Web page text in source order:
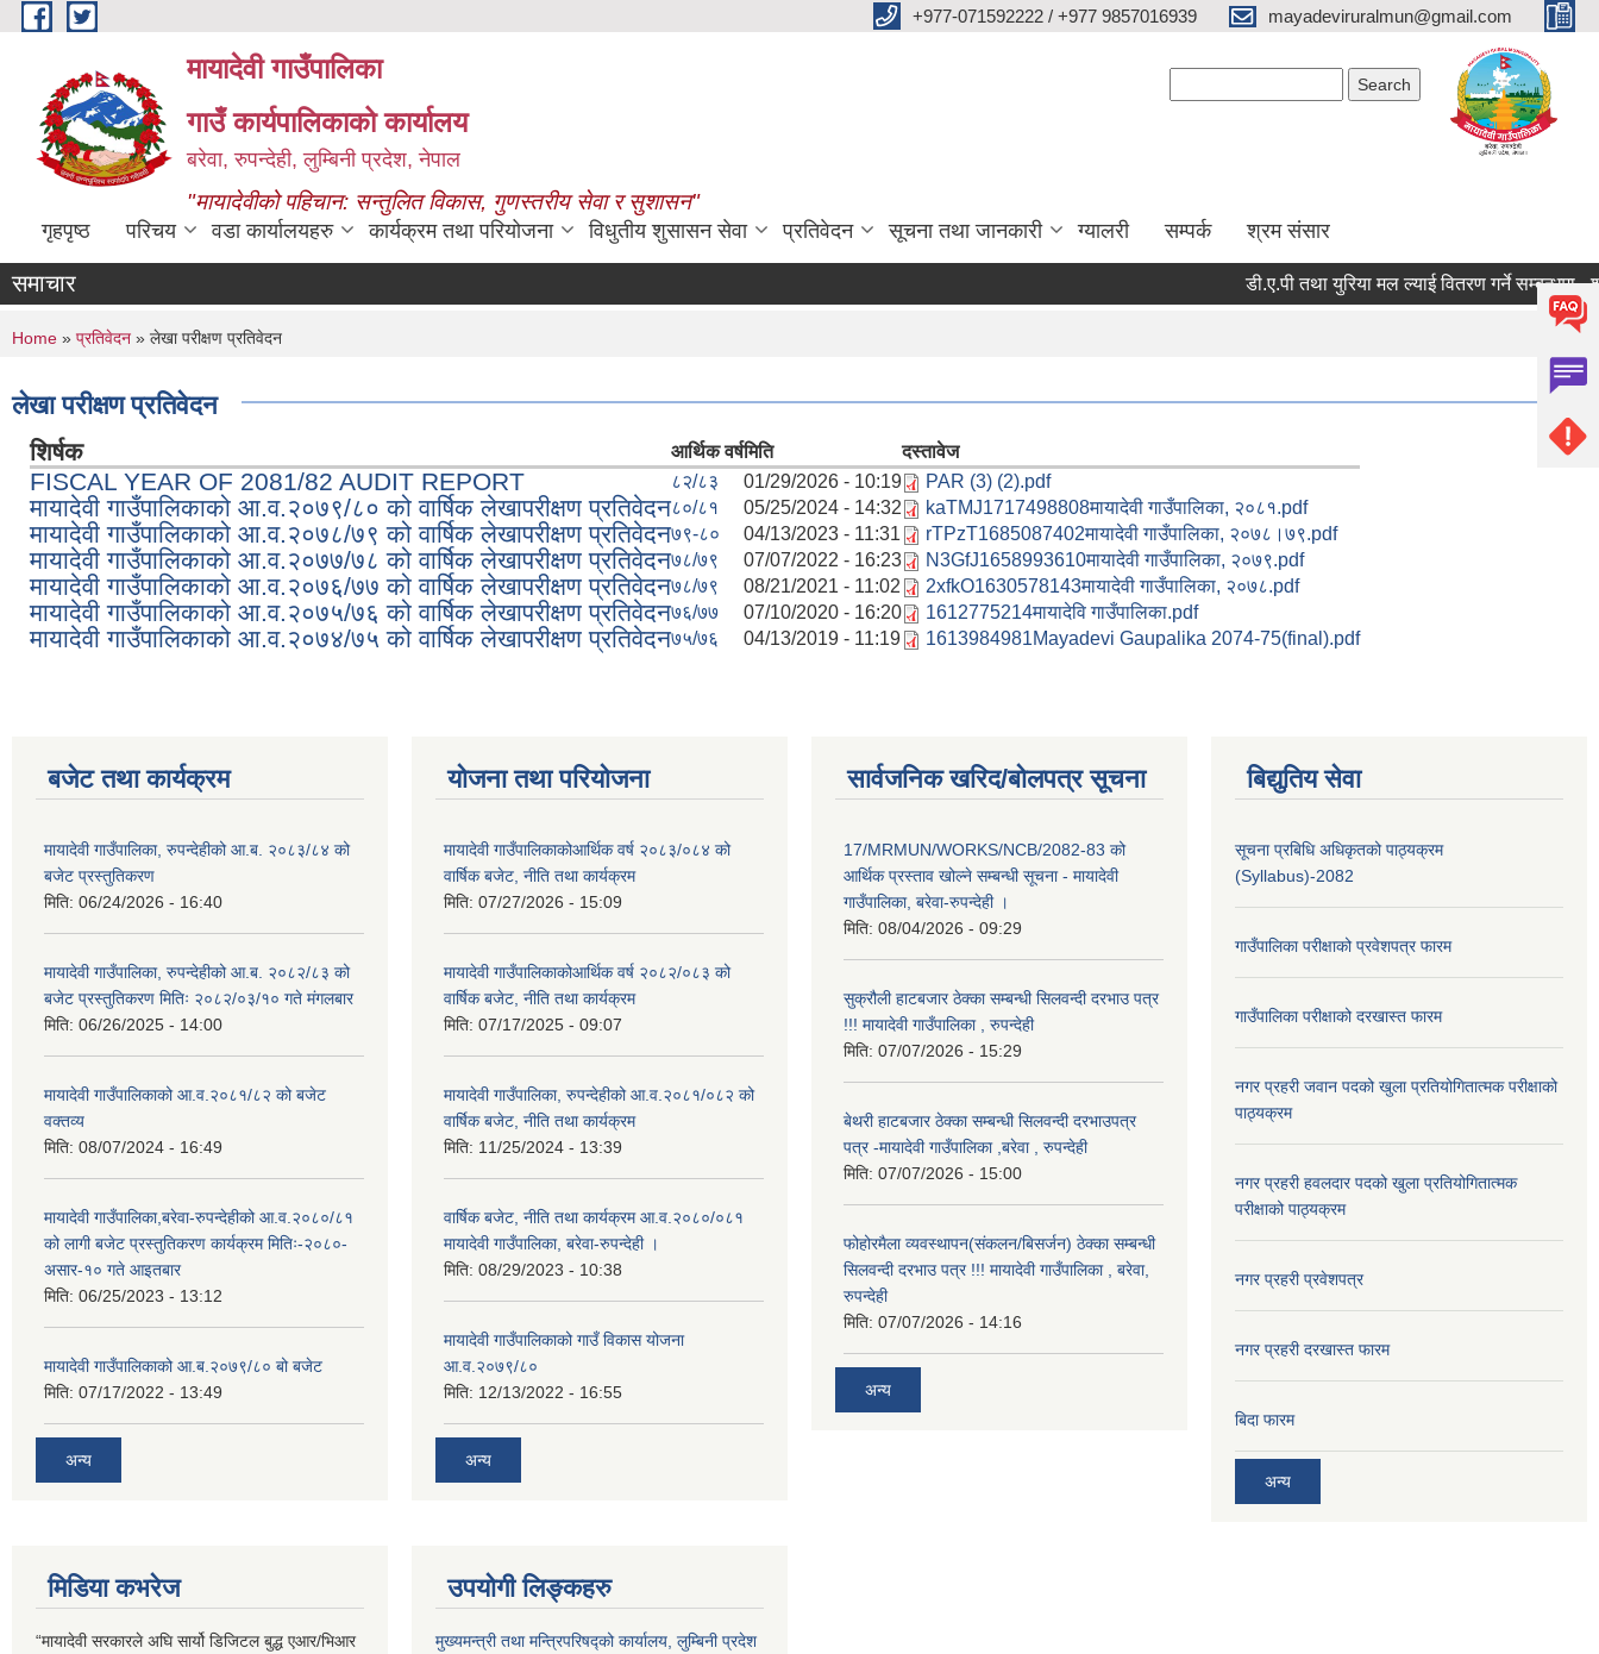
Skip to main content +977-071592222 / +977 9857016939 mayadeviruralmun@gmail.com
मायादेवी गाउँपालिका
गाउँ कार्यपालिकाको कार्यालय
बरेवा, रुपन्देही, लुम्बिनी प्रदेश, नेपाल
"मायादेवीको पहिचान: सन्तुलित विकास, गुणस्तरीय सेवा र सुशासन"
गृहपृष्ठ परिचय वडा कार्यालयहरु कार्यक्रम तथा परियोजना विधुतीय शुसासन सेवा प्रतिवेदन सूचना तथा जानकारी ग्यालरी सम्पर्क श्रम संसार
समाचार डी.ए.पी तथा युरिया मल ल्याई वितरण गर्ने सम्बन्धमा - श्री
You are here
Home » प्रतिवेदन » लेखा परीक्षण प्रतिवेदन
लेखा परीक्षण प्रतिवेदन
शिर्षक आर्थिक वर्षमिति दस्तावेज
FISCAL YEAR OF 2081/82 AUDIT REPORT ८२/८३ 01/29/2026 - 10:19 PAR (3) (2).pdf
मायादेवी गाउँपालिकाको आ.व.२०७९/८० को वार्षिक लेखापरीक्षण प्रतिवेदन८०/८१ 05/25/2024 - 14:32 kaTMJ1717498808मायादेवी गाउँपालिका, २०८१.pdf
मायादेवी गाउँपालिकाको आ.व.२०७८/७९ को वार्षिक लेखापरीक्षण प्रतिवेदन७९-८० 04/13/2023 - 11:31 rTPzT1685087402मायादेवी गाउँपालिका, २०७८।७९.pdf
मायादेवी गाउँपालिकाको आ.व.२०७७/७८ को वार्षिक लेखापरीक्षण प्रतिवेदन७८/७९ 07/07/2022 - 16:23 N3GfJ1658993610मायादेवी गाउँपालिका, २०७९.pdf
मायादेवी गाउँपालिकाको आ.व.२०७६/७७ को वार्षिक लेखापरीक्षण प्रतिवेदन७८/७९ 08/21/2021 - 11:02 2xfkO1630578143मायादेवी गाउँपालिका, २०७८.pdf
मायादेवी गाउँपालिकाको आ.व.२०७५/७६ को वार्षिक लेखापरीक्षण प्रतिवेदन७६/७७ 07/10/2020 - 16:20 1612775214मायादेवि गाउँपालिका.pdf
मायादेवी गाउँपालिकाको आ.व.२०७४/७५ को वार्षिक लेखापरीक्षण प्रतिवेदन७५/७६ 04/13/2019 - 11:19 1613984981Mayadevi Gaupalika 2074-75(final).pdf
बजेट तथा कार्यक्रम
मायादेवी गाउँपालिका, रुपन्देहीको आ.ब. २०८३/८४ को
बजेट प्रस्तुतिकरण
मिति: 06/24/2026 - 16:40
मायादेवी गाउँपालिका, रुपन्देहीको आ.ब. २०८२/८३ को
बजेट प्रस्तुतिकरण मितिः २०८२/०३/१० गते मंगलबार
मिति: 06/26/2025 - 14:00
मायादेवी गाउँपालिकाको आ.व.२०८१/८२ को बजेट
वक्तव्य
मिति: 08/07/2024 - 16:49
मायादेवी गाउँपालिका,बरेवा-रुपन्देहीको आ.व.२०८०/८१
को लागी बजेट प्रस्तुतिकरण कार्यक्रम मितिः-२०८०-
असार-१० गते आइतबार
मिति: 06/25/2023 - 13:12
मायादेवी गाउँपालिकाको आ.ब.२०७९/८० बो बजेट
मिति: 07/17/2022 - 13:49
अन्य
योजना तथा परियोजना
मायादेवी गाउँपालिकाकोआर्थिक वर्ष २०८३/०८४ को
वार्षिक बजेट, नीति तथा कार्यक्रम
मिति: 07/27/2026 - 15:09
मायादेवी गाउँपालिकाकोआर्थिक वर्ष २०८२/०८३ को
वार्षिक बजेट, नीति तथा कार्यक्रम
मिति: 07/17/2025 - 09:07
मायादेवी गाउँपालिका, रुपन्देहीको आ.व.२०८१/०८२ को
वार्षिक बजेट, नीति तथा कार्यक्रम
मिति: 11/25/2024 - 13:39
वार्षिक बजेट, नीति तथा कार्यक्रम आ.व.२०८०/०८१
मायादेवी गाउँपालिका, बरेवा-रुपन्देही ।
मिति: 08/29/2023 - 10:38
मायादेवी गाउँपालिकाको गाउँ विकास योजना
आ.व.२०७९/८०
मिति: 12/13/2022 - 16:55
अन्य
सार्वजनिक खरिद/बोलपत्र सूचना
17/MRMUN/WORKS/NCB/2082-83 को
आर्थिक प्रस्ताव खोल्ने सम्बन्धी सूचना - मायादेवी
गाउँपालिका, बरेवा-रुपन्देही ।
मिति: 08/04/2026 - 09:29
सुक्रौली हाटबजार ठेक्का सम्बन्धी सिलवन्दी दरभाउ पत्र
!!! मायादेवी गाउँपालिका , रुपन्देही
मिति: 07/07/2026 - 15:29
बेथरी हाटबजार ठेक्का सम्बन्धी सिलवन्दी दरभाउपत्र
पत्र -मायादेवी गाउँपालिका ,बरेवा , रुपन्देही
मिति: 07/07/2026 - 15:00
फोहोरमैला व्यवस्थापन(संकलन/बिसर्जन) ठेक्का सम्बन्धी
सिलवन्दी दरभाउ पत्र !!! मायादेवी गाउँपालिका , बरेवा,
रुपन्देही
मिति: 07/07/2026 - 14:16
अन्य
बिद्युतिय सेवा
सूचना प्रबिधि अधिकृतको पाठ्यक्रम
(Syllabus)-2082
गाउँपालिका परीक्षाको प्रवेशपत्र फारम
गाउँपालिका परीक्षाको दरखास्त फारम
नगर प्रहरी जवान पदको खुला प्रतियोगितात्मक परीक्षाको
पाठ्यक्रम
नगर प्रहरी हवलदार पदको खुला प्रतियोगितात्मक
परीक्षाको पाठ्यक्रम
नगर प्रहरी प्रवेशपत्र
नगर प्रहरी दरखास्त फारम
बिदा फारम
अन्य
मिडिया कभरेज
“मायादेवी सरकारले अघि सार्यो डिजिटल बुद्ध एआर/भिआर
उपयोगी लिङ्कहरु
मुख्यमन्त्री तथा मन्त्रिपरिषद्को कार्यालय, लुम्बिनी प्रदेश